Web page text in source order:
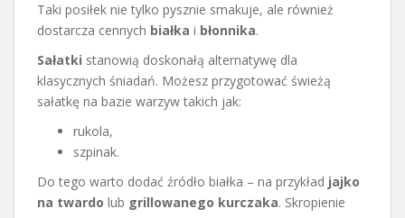
Taki posiłek nie tylko pysznie smakuje, ale również
dostarcza cennych białka i błonnika.
Sałatki stanowią doskonałą alternatywę dla
klasycznych śniadań. Możesz przygotować świeżą
sałatkę na bazie warzyw takich jak:
rukola,
szpinak.
Do tego warto dodać źródło białka – na przykład jajko
na twardo lub grillowanego kurczaka. Skropienie